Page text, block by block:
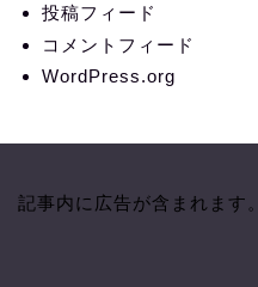
投稿フィード
コメントフィード
WordPress.org
記事内に広告が含まれます。